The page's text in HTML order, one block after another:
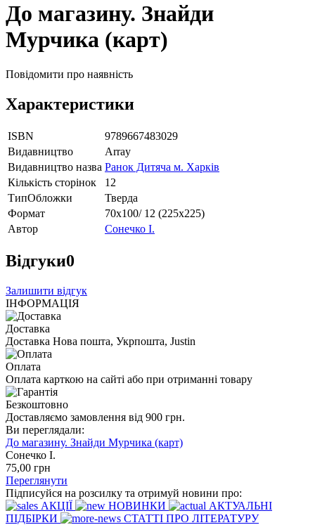
До магазину. Знайди
Мурчика (карт)
Повідомити про наявність
Характеристики
ISBN
9789667483029
Видавництво
Array
Видавництво назва Ранок Дитяча м. Харків
Кількість сторінок
12
ТипОбложки
Тверда
Формат
70х100/ 12 (225х225)
Автор
Сонечко І.
Відгуки0
Залишити відгук
ІНФОРМАЦІЯ
Доставка
Доставка Нова пошта, Укрпошта, Justin
Оплата
Оплата карткою на сайті або при отриманні товару
Безкоштовно
Доставляємо замовлення від 900 грн.
Ви переглядали:
До магазину. Знайди Мурчика (карт)
Сонечко І.
75,00 грн
Переглянути
Підписуйся на розсилку та отримуй новини про:
АКЦІЇ
НОВИНКИ
АКТУАЛЬНІ
ПІДБІРКИ
СТАТТІ ПРО ЛІТЕРАТУРУ